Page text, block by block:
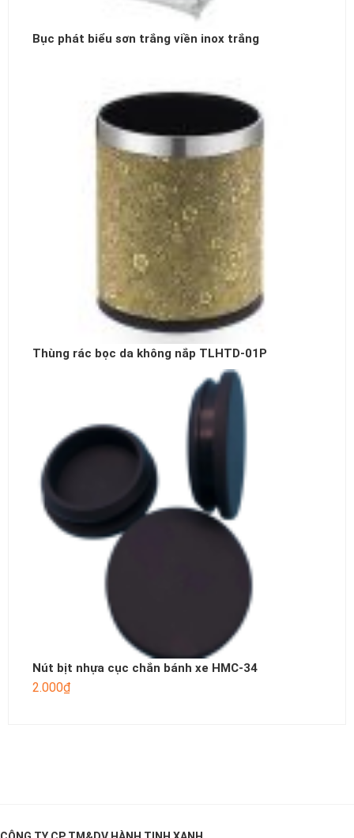
Bục phát biểu sơn trắng viền inox trắng
Thùng rác bọc da không nắp TLHTD-01P
Nút bịt nhựa cục chắn bánh xe HMC-34
2.000₫